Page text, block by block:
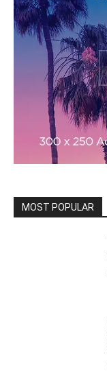
MOST POPULAR